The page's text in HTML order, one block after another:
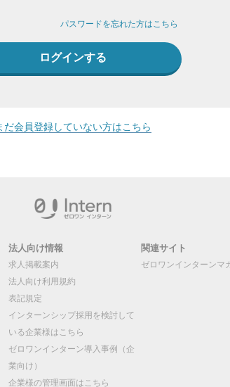
パスワードを忘れた方はこちら
だ会員登録していない方はこちら
法人向け情報
求人掲載案内
法人向け利用規約
表記規定
インターンシップ採用を検討して
いる企業様はこちら
ゼロワンインターン導入事例（企
業向け）
企業様の管理画面はこちら
関連サイト
ゼロワンインターンマ